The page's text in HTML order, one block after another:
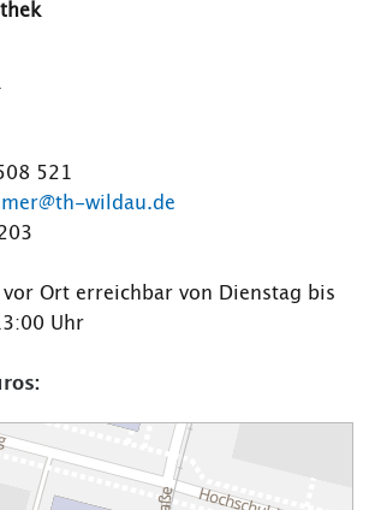
521
wildau.de
Ort erreichbar von Dienstag bis
Uhr